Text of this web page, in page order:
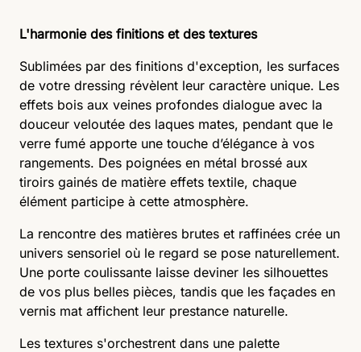
L'harmonie des finitions et des textures
Sublimées par des finitions d'exception, les surfaces
de votre dressing révèlent leur caractère unique. Les
effets bois aux veines profondes dialogue avec la
douceur veloutée des laques mates, pendant que le
verre fumé apporte une touche d’élégance à vos
rangements. Des poignées en métal brossé aux
tiroirs gainés de matière effets textile, chaque
élément participe à cette atmosphère.
La rencontre des matières brutes et raffinées crée un
univers sensoriel où le regard se pose naturellement.
Une porte coulissante laisse deviner les silhouettes
de vos plus belles pièces, tandis que les façades en
vernis mat affichent leur prestance naturelle.
Les textures s'orchestrent dans une palette